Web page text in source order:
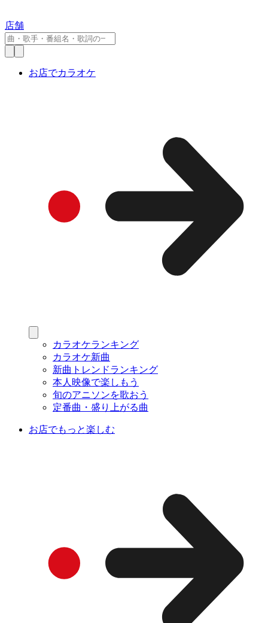
店舗
お店でカラオケ
カラオケランキング
カラオケ新曲
新曲トレンドランキング
本人映像で楽しもう
旬のアニソンを歌おう
定番曲・盛り上がる曲
お店でもっと楽しむ